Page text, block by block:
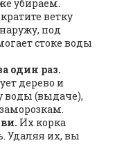
убираем.
ветку
под
стоке воды
один раз.
дерево и
воды (выдаче),
Их корка
Удаляя их, вы